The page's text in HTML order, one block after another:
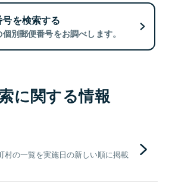
を検索する
別郵便番号をお調べします。
に関する情報
村の一覧を実施日の新しい順に掲載